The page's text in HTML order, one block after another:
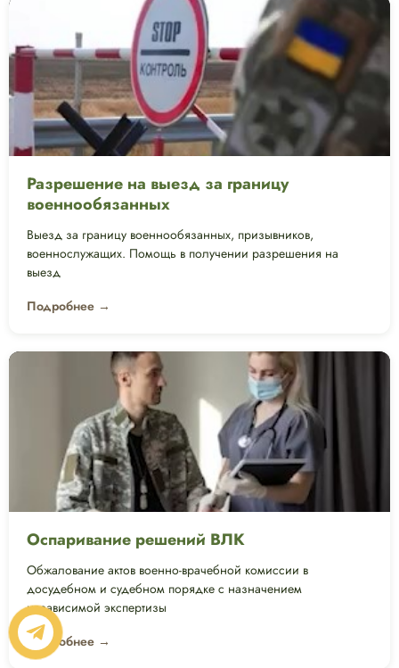
Разрешение на выезд за границу
военнообязанных
Выезд за границу военнообязанных, призывников,
военнослужащих. Помощь в получении разрешения на
выезд
Подробнее →
Оспаривание решений ВЛК
Обжалование актов военно-врачебной комиссии в
досудебном и судебном порядке с назначением
независимой экспертизы
Подробнее →